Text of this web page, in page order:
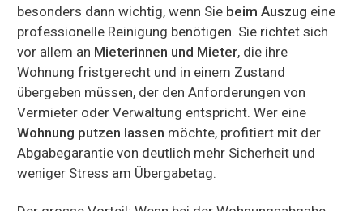
besonders dann wichtig, wenn Sie beim Auszug eine
professionelle Reinigung benötigen. Sie richtet sich
vor allem an Mieterinnen und Mieter, die ihre
Wohnung fristgerecht und in einem Zustand
übergeben müssen, der den Anforderungen von
Vermieter oder Verwaltung entspricht. Wer eine
Wohnung putzen lassen möchte, profitiert mit der
Abgabegarantie von deutlich mehr Sicherheit und
weniger Stress am Übergabetag.